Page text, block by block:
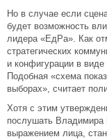
Но в случае если
будет возможность
лидера «ЕдРа». Как
стратегических
и конфигурации в
Подобная «схема
выборах», считает
Хотя с этим
послушать Владимира
выражением лица,